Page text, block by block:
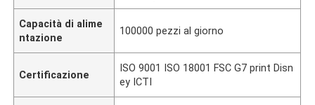
Capacità di alime
ntazione
100000 pezzi al giorno
Certificazione
ISO 9001 ISO 18001 FSC G7 print Disn
ey ICTI